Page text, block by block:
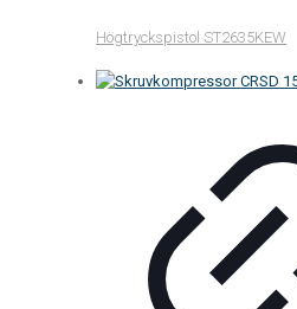
Högtryckspistol ST2635KEW